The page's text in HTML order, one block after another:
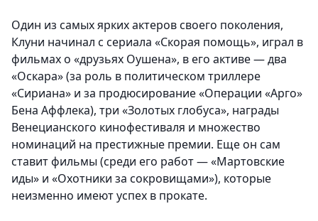
Один из самых ярких актеров своего поколения,
Клуни начинал с сериала «Скорая помощь», играл в
фильмах о «друзьях Оушена», в его активе — два
«Оскара» (за роль в политическом триллере
«Сириана» и за продюсирование «Операции «Арго»
Бена Аффлека), три «Золотых глобуса», награды
Венецианского кинофестиваля и множество
номинаций на престижные премии. Еще он сам
ставит фильмы (среди его работ — «Мартовские
иды» и «Охотники за сокровищами»), которые
неизменно имеют успех в прокате.